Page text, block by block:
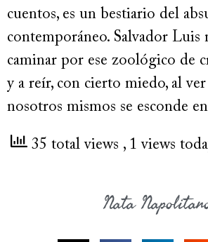
cuentos, es un bestiario del
contemporáneo. Salvador Luis
caminar por ese zoológico de
y a reír, con cierto miedo, al
nosotros mismos se esconde
35 total views , 1 views
Nata